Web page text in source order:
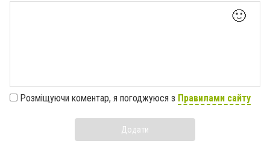
🙂
Розміщуючи коментар, я погоджуюся з Правилами сайту
Додати